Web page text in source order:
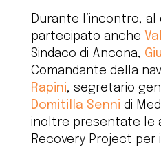
Durante l’incontro, al
partecipato anche
Sindaco di Ancona,
Comandante della
Rapini, segretario
Domitilla Senni di
inoltre presentate le
Recovery Project